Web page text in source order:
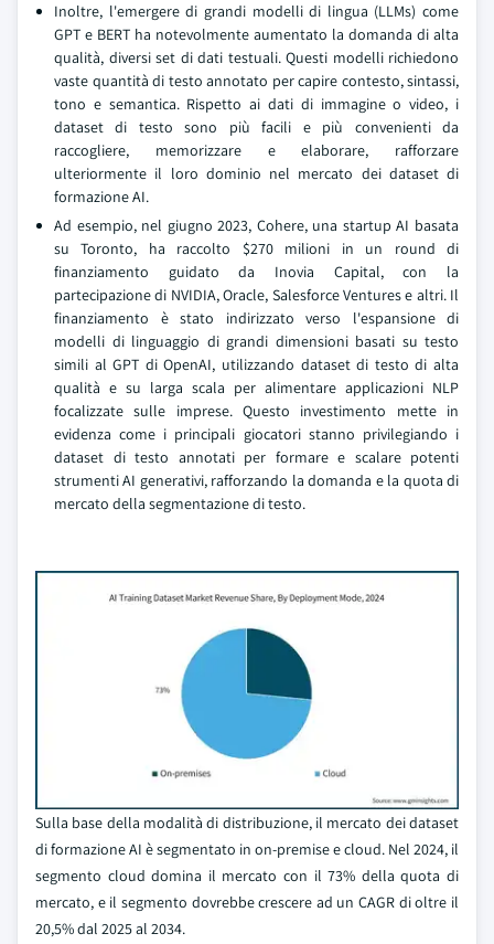
Inoltre, l'emergere di grandi modelli di lingua (LLMs) come
GPT e BERT ha notevolmente aumentato la domanda di alta
qualità, diversi set di dati testuali. Questi modelli richiedono
vaste quantità di testo annotato per capire contesto, sintassi,
tono e semantica. Rispetto ai dati di immagine o video, i
dataset di testo sono più facili e più convenienti da
raccogliere, memorizzare e elaborare, rafforzare
ulteriormente il loro dominio nel mercato dei dataset di
formazione AI.
Ad esempio, nel giugno 2023, Cohere, una startup AI basata
su Toronto, ha raccolto $270 milioni in un round di
finanziamento guidato da Inovia Capital, con la
partecipazione di NVIDIA, Oracle, Salesforce Ventures e altri. Il
finanziamento è stato indirizzato verso l'espansione di
modelli di linguaggio di grandi dimensioni basati su testo
simili al GPT di OpenAI, utilizzando dataset di testo di alta
qualità e su larga scala per alimentare applicazioni NLP
focalizzate sulle imprese. Questo investimento mette in
evidenza come i principali giocatori stanno privilegiando i
dataset di testo annotati per formare e scalare potenti
strumenti AI generativi, rafforzando la domanda e la quota di
mercato della segmentazione di testo.
Sulla base della modalità di distribuzione, il mercato dei dataset
di formazione AI è segmentato in on-premise e cloud. Nel 2024, il
segmento cloud domina il mercato con il 73% della quota di
mercato, e il segmento dovrebbe crescere ad un CAGR di oltre il
20,5% dal 2025 al 2034.